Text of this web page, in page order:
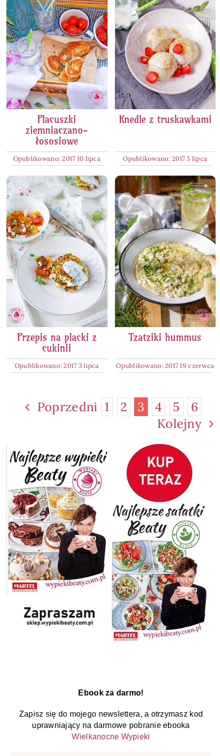
Ebook za darmo!
Zapisz się do mojego newslettera, a otrzymasz kod
uprawniający na darmowe pobranie ebooka
Wielkanocne Wypieki
Placuszki
ziemniaczano-
łososiowe
Opublikowano: 2017 10 lipca
Knedle z truskawkami
Opublikowano: 2017 5 lipca
Przepis na placki z
cukinii
Opublikowano: 2017 3 lipca
Tzatziki hummus
Opublikowano: 2017 19 czerwca
Poprzedni 1 2 3 4 5
6
Kolejny